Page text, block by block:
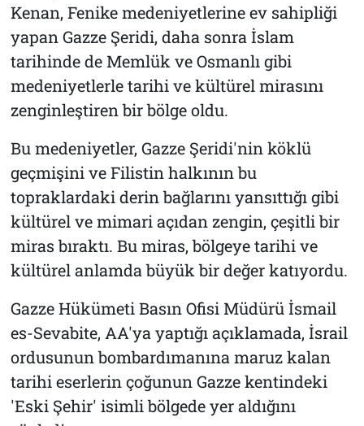
Kenan, Fenike medeniyetlerine ev sahipliği
yapan Gazze Şeridi, daha sonra İslam
tarihinde de Memlük ve Osmanlı gibi
medeniyetlerle tarihi ve kültürel mirasını
zenginleştiren bir bölge oldu.
Bu medeniyetler, Gazze Şeridi'nin köklü
geçmişini ve Filistin halkının bu
topraklardaki derin bağlarını yansıttığı gibi
kültürel ve mimari açıdan zengin, çeşitli bir
miras bıraktı. Bu miras, bölgeye tarihi ve
kültürel anlamda büyük bir değer katıyordu.
Gazze Hükümeti Basın Ofisi Müdürü İsmail
es-Sevabite, AA'ya yaptığı açıklamada, İsrail
ordusunun bombardımanına maruz kalan
tarihi eserlerin çoğunun Gazze kentindeki
'Eski Şehir' isimli bölgede yer aldığını